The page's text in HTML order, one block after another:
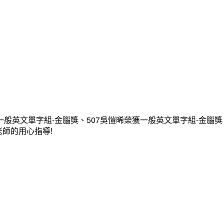
英文單字組-金腦獎、507吳愷晞榮獲一般英文單字組-金腦
的用心指導!